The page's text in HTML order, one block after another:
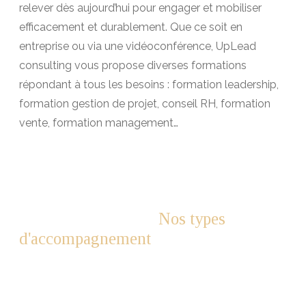
relever dès aujourd’hui pour engager et mobiliser
efficacement et durablement. Que ce soit en
entreprise ou via une vidéoconférence, UpLead
consulting vous propose diverses formations
répondant à tous les besoins : formation leadership,
formation gestion de projet, conseil RH, formation
vente, formation management…
Nos types
d'accompagnement